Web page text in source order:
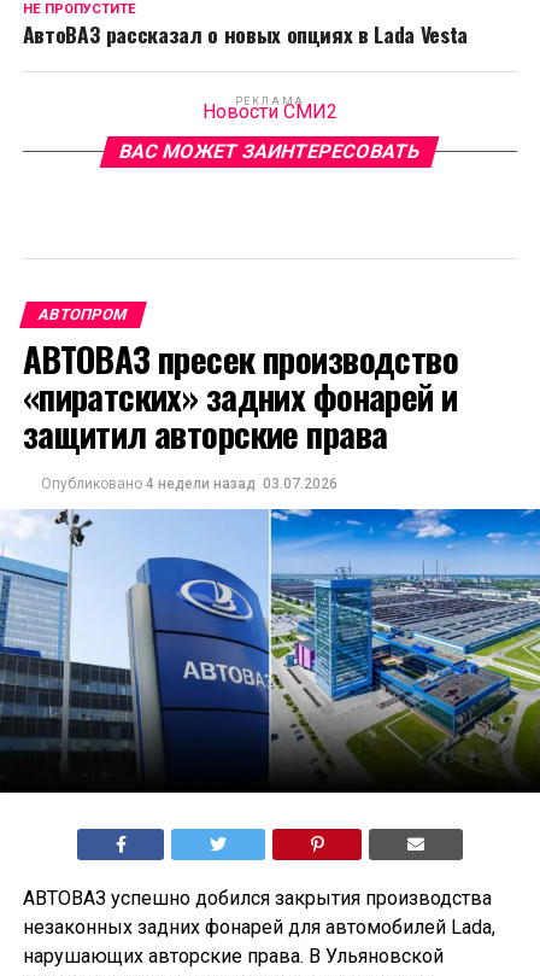
НЕ ПРОПУСТИТЕ
АвтоВАЗ рассказал о новых опциях в Lada Vesta
РЕКЛАМА
Новости СМИ2
ВАС МОЖЕТ ЗАИНТЕРЕСОВАТЬ
АВТОПРОМ
АВТОВАЗ пресек производство
«пиратских» задних фонарей и
защитил авторские права
Опубликовано 4 недели назад 03.07.2026
АВТОВАЗ успешно добился закрытия производства
незаконных задних фонарей для автомобилей Lada,
нарушающих авторские права. В Ульяновской